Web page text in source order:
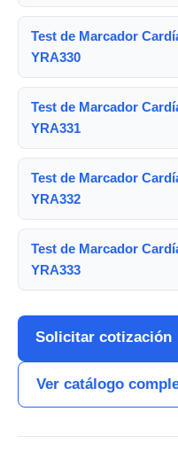
Test de Marcador
YRA330
Test de Marcador
YRA331
Test de Marcador
YRA332
Test de Marcador
YRA333
Solicitar cotización
Ver catálogo